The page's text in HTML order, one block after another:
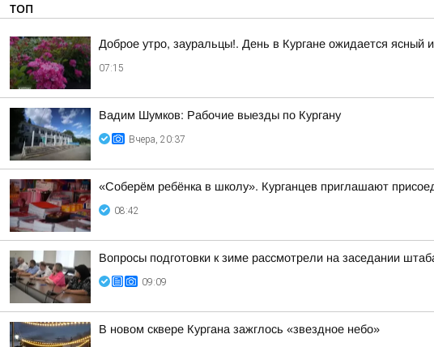
ТОП
Доброе утро, зауральцы!. День в Кургане ожидается ясный
07:15
Вадим Шумков: Рабочие выезды по Кургану
Вчера, 20:37
«Соберём ребёнка в школу». Курганцев приглашают
08:42
Вопросы подготовки к зиме рассмотрели на заседании
09:09
В новом сквере Кургана зажглось «звездное небо»